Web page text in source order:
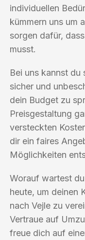
individuellen
kümmern uns um
sorgen dafür,
musst.
Bei uns kannst du
sicher und
dein Budget zu
Preisgestaltung
versteckten
dir ein faires
Möglichkeiten
Worauf wartest
heute, um deinen
nach Vejle zu
Vertraue auf
freue dich auf